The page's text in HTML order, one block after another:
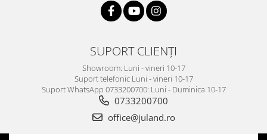
SUPORT CLIENȚI
Showroom: Luni - vineri 10-17
Suport telefonic Luni - vineri 10-17
Suport WhatsApp 0733200700: Luni - Duminica 10-17
0733200700
office@juland.ro